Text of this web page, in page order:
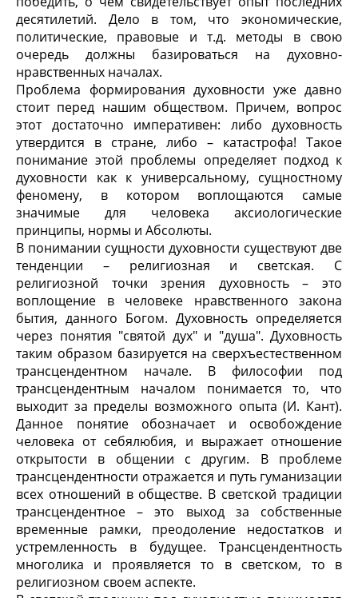
десятилетий. Дело в том, что экономические,
политические, правовые и т.д. методы в свою
очередь должны базироваться на духовно-
нравственных началах.
Проблема формирования духовности уже давно
стоит перед нашим обществом. Причем, вопрос
этот достаточно императивен: либо духовность
утвердится в стране, либо – катастрофа! Такое
понимание этой проблемы определяет подход к
духовности как к универсальному, сущностному
феномену, в котором воплощаются самые
значимые для человека аксиологические
принципы, нормы и Абсолюты.
В понимании сущности духовности существуют две
тенденции – религиозная и светская. С
религиозной точки зрения духовность – это
воплощение в человеке нравственного закона
бытия, данного Богом. Духовность определяется
через понятия "святой дух" и "душа". Духовность
таким образом базируется на сверхъестественном
трансцендентном начале. В философии под
трансцендентным началом понимается то, что
выходит за пределы возможного опыта (И. Кант).
Данное понятие обозначает и освобождение
человека от себялюбия, и выражает отношение
открытости в общении с другим. В проблеме
трансцендентности отражается и путь гуманизации
всех отношений в обществе. В светской традиции
трансцендентное – это выход за собственные
временные рамки, преодоление недостатков и
устремленность в будущее. Трансцендентность
многолика и проявляется то в светском, то в
религиозном своем аспекте.